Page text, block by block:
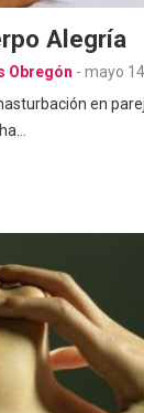
Alegría
Obregón - mayo
en